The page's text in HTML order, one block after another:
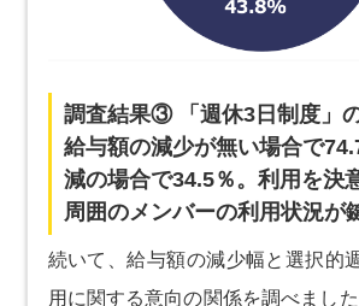
調査結果③ 「週休3日制度」の
給与額の減少が無い場合で
減の場合で34.5％。利用を決
周囲のメンバーの利用状況が
続いて、給与額の減少幅と選択的
用に関する意向の関係を調べまし